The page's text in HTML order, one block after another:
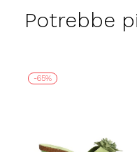
Potrebbe
-65%